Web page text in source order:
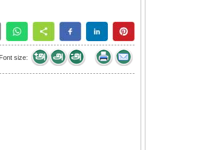
Font size: